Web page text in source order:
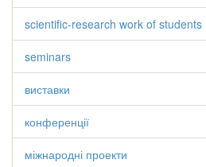
scientific-research work of students
seminars
виставки
конференції
міжнародні проекти